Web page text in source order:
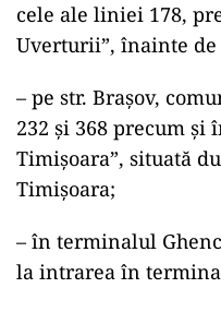
cele ale liniei 178,
Uverturii”, înainte
– pe str. Braşov,
232 şi 368 precum și
Timişoara”, situată
Timişoara;
– în terminalul
la intrarea în